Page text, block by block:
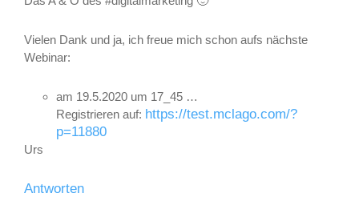
Vielen Dank und ja, ich freue mich schon aufs nächste
Webinar:
am 19.5.2020 um 17_45 …
Registrieren auf: https://test.mclago.com/?
p=11880
Urs
Antworten